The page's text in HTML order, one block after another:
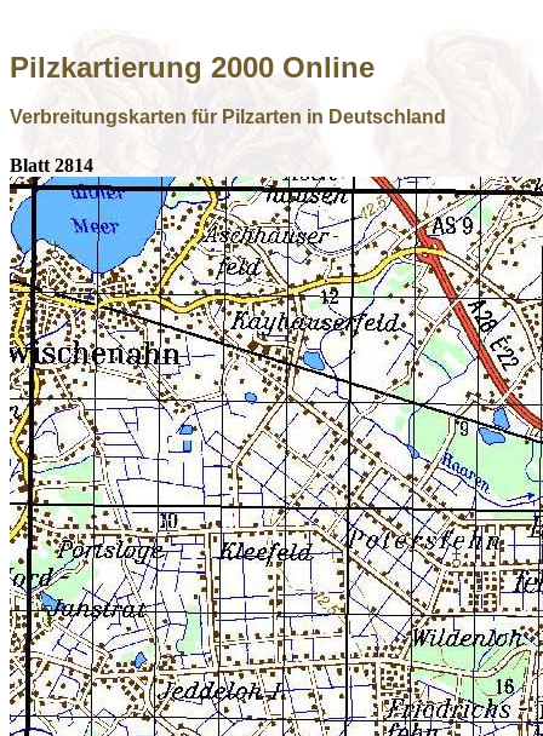
Pilzkartierung 2000 Online
Verbreitungskarten für Pilzarten in Deutschland
Blatt 2814